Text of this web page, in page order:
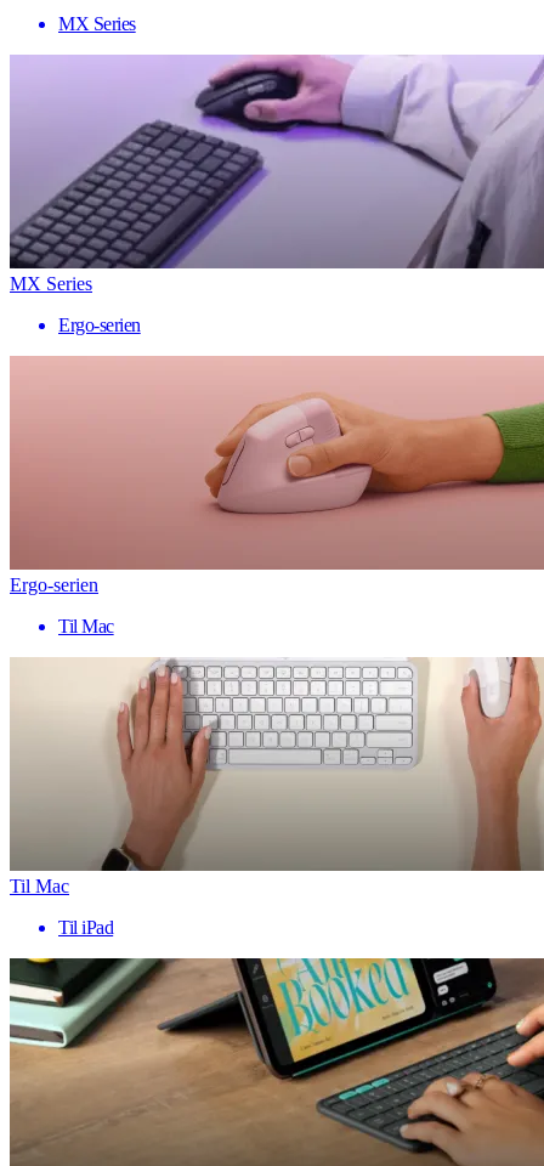
MX Series
MX Series
Ergo-serien
Ergo-serien
Til Mac
Til Mac
Til iPad